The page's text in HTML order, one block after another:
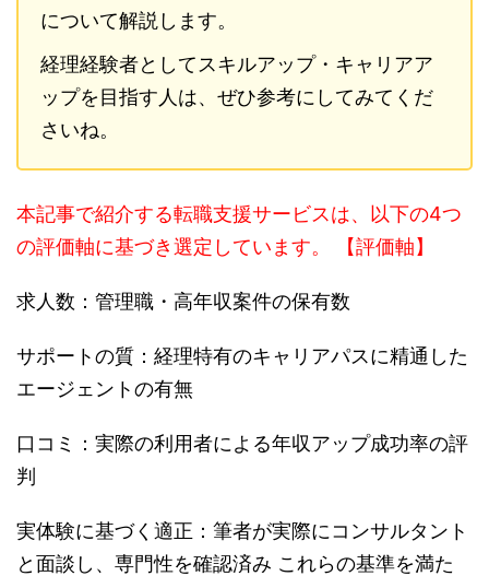
について解説します。
経理経験者としてスキルアップ・キャリアア
ップを目指す人は、ぜひ参考にしてみてくだ
さいね。
本記事で紹介する転職支援サービスは、以下の4つ
の評価軸に基づき選定しています。 【評価軸】
求人数：管理職・高年収案件の保有数
サポートの質：経理特有のキャリアパスに精通した
エージェントの有無
口コミ：実際の利用者による年収アップ成功率の評
判
実体験に基づく適正：筆者が実際にコンサルタント
と面談し、専門性を確認済み これらの基準を満た